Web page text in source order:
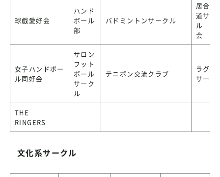
球戯愛好会
ハンド
ボール
部
バドミントンサークル
居合・
道サー
ル 杖
会
女子ハンドボー
ル同好会
サロン
フット
ボール
サーク
ル
テニポン交流クラブ
ラグビ
サーク
THE
RINGERS
文化系サークル